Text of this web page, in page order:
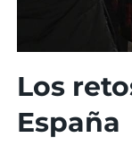
Los
España